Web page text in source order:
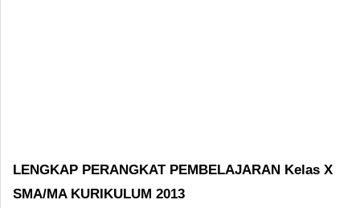
LENGKAP PERANGKAT PEMBELAJARAN Kelas X
SMA/MA KURIKULUM 2013